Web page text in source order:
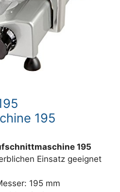
195
195
Einsatz geeignet
195 mm